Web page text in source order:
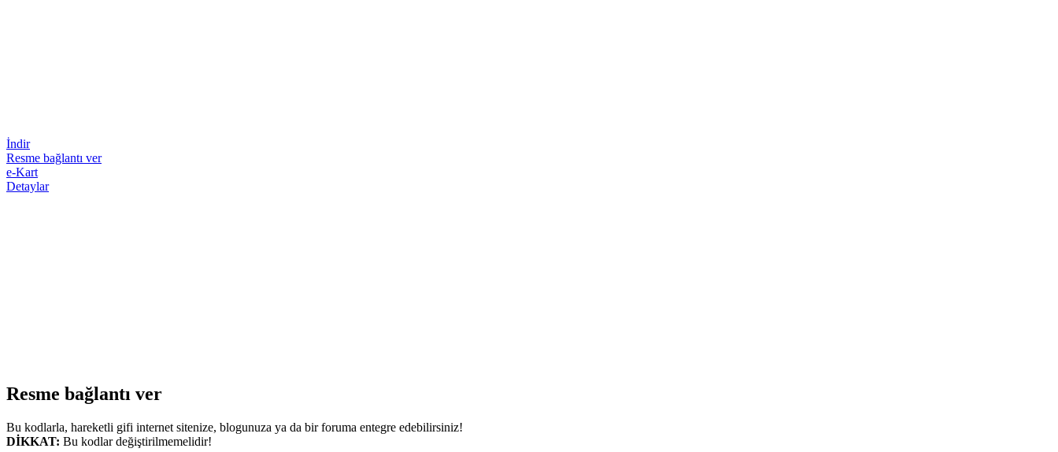
İndir
Resme bağlantı ver
e-Kart
Detaylar
Resme bağlantı ver
Bu kodlarla, hareketli gifi internet sitenize, blogunuza ya da bir foruma entegre edebilirsiniz!
DİKKAT: Bu kodlar değiştirilmemelidir!